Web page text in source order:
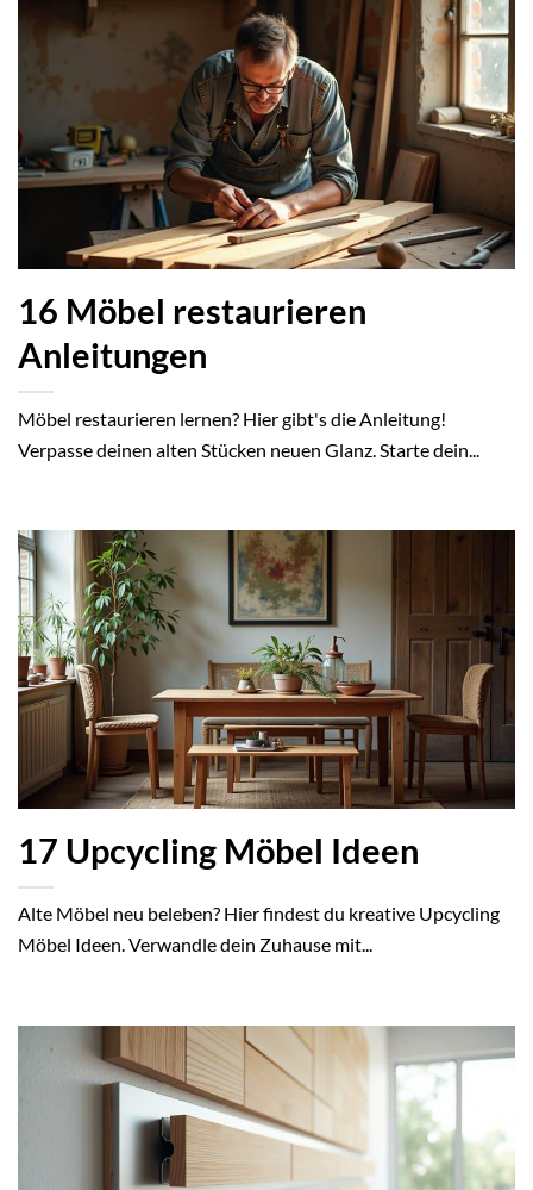
16 Möbel restaurieren
Anleitungen
Möbel restaurieren lernen? Hier gibt's die Anleitung!
Verpasse deinen alten Stücken neuen Glanz. Starte dein...
17 Upcycling Möbel Ideen
Alte Möbel neu beleben? Hier findest du kreative Upcycling
Möbel Ideen. Verwandle dein Zuhause mit...